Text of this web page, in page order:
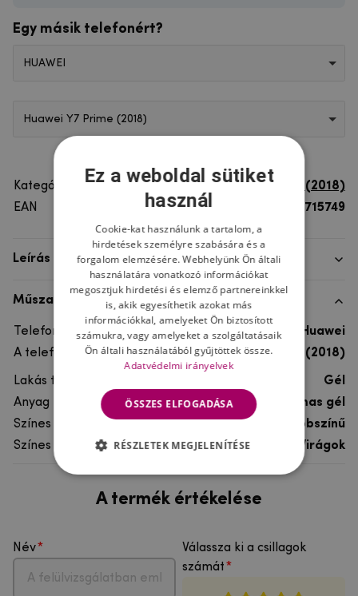
Egy másik telefonért?
HUAWEI
Huawei Y7 Prime (2018)
Kategória
Huawei Y7 Prime (2018)
EAN
8596579715749
Leírás
Műszaki adatok
Telefon márka
Huawei
A telefonmodellhez
Huawei Y7 Prime (2018)
Lakás típusa
Gél
Anyag
rugalmas gél
Színes
többszínű
Színes motívum
Virágok
A termék értékelése
Név
Válassza ki a csillagok
számát
Ez a weboldal sütiket
használ
Cookie-kat használunk a tartalom, a
hirdetések személyre szabására és a
forgalom elemzésére. Webhelyünk Ön általi
használatára vonatkozó információkat
megosztjuk hirdetési és elemző partnereinkkel
is, akik egyesíthetik azokat más
információkkal, amelyeket Ön biztosított
számukra, vagy amelyeket a szolgáltatásaik
Ön általi használatából gyűjtöttek össze.
Adatvédelmi irányelvek
ÖSSZES ELFOGADÁSA
RÉSZLETEK MEGJELENÍTÉSE